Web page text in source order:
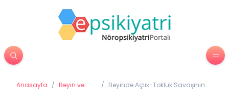
Anasayfa / Beyin ve
/ Beyinde Açlık-Tokluk Savaşının